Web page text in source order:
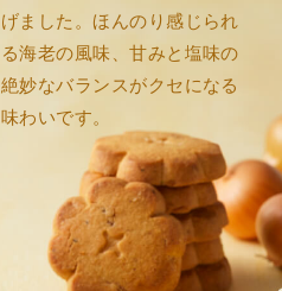
げました。ほんのり感じられ
る海老の風味、甘みと塩味の
絶妙なバランスがクセになる
味わいです。